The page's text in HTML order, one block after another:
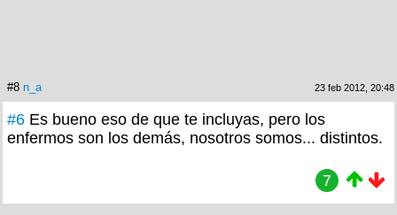
#8 n_a 23 feb 2012, 20:48
#6 Es bueno eso de que te incluyas, pero los
enfermos son los demás, nosotros somos... distintos.
7